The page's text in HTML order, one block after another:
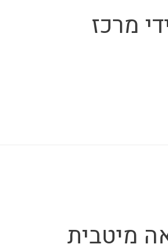
מרכז
מיטבית